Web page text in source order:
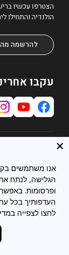
שירות לקוחות
צרו קשר
מועדון לקוחות
בלוג
סניפים
תחומי התמחות
כל המיטות
מיטות מתכווננות
מיטות זוגיות
מיטות נוער
משפטי
מדיניות פרטיות
מדיניות הובלות
חוק טיפול
טופס ביטול
הצטרפו עכשיו
הולנדיה והתחילו
להרשמה
עקבו
הגלישה, לנתח
ופרסומות.
העדפותיך בכל
לחצו לצפייה